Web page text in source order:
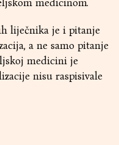
medicinom.
liječnika je i pitanje
a ne samo pitanje
medicini je
nisu raspisivale